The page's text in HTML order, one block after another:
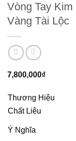
Vòng Tay
Vàng Tài Lộc
7,800,000₫
Thương Hiệu
Chất Liệu
Ý Nghĩa